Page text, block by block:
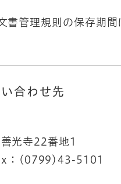
管理規則の保存期間
合わせ先
光寺22番地1
：(0799)43-5101